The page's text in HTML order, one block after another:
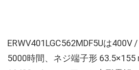
ERWV401LGC562MDF5Uは
5000時間、ネジ端子形